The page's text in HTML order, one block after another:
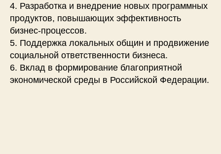
4. Разработка и внедрение новых программных
продуктов, повышающих эффективность
бизнес-процессов.
5. Поддержка локальных общин и продвижение
социальной ответственности бизнеса.
6. Вклад в формирование благоприятной
экономической среды в Российской Федерации.